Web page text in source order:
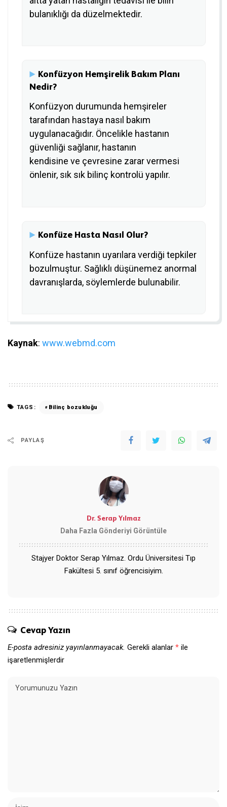
bulanıklığı da düzelmektedir.
Konfüzyon Hemşirelik Bakım Planı
Nedir?
Konfüzyon durumunda hemşireler
tarafından hastaya nasıl bakım
uygulanacağıdır. Öncelikle hastanın
güvenliği sağlanır, hastanın
kendisine ve çevresine zarar vermesi
önlenir, sık sık bilinç kontrolü yapılır.
Konfüze Hasta Nasıl Olur?
Konfüze hastanın uyarılara verdiği tepkiler
bozulmuştur. Sağlıklı düşünemez anormal
davranışlarda, söylemlerde bulunabilir.
Kaynak: www.webmd.com
TAGS: Bilinç bozukluğu
PAYLAŞ
Dr. Serap Yılmaz
Daha Fazla Gönderiyi Görüntüle
Stajyer Doktor Serap Yılmaz. Ordu Üniversitesi Tıp
Fakültesi 5. sınıf öğrencisiyim.
Cevap Yazın
E-posta adresiniz yayınlanmayacak. Gerekli alanlar * ile
işaretlenmişlerdir